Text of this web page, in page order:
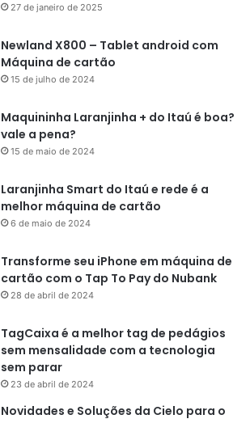
27 de janeiro de 2025
Newland X800 – Tablet android com
Máquina de cartão
15 de julho de 2024
Maquininha Laranjinha + do Itaú é boa?
vale a pena?
15 de maio de 2024
Laranjinha Smart do Itaú e rede é a
melhor máquina de cartão
6 de maio de 2024
Transforme seu iPhone em máquina de
cartão com o Tap To Pay do Nubank
28 de abril de 2024
TagCaixa é a melhor tag de pedágios
sem mensalidade com a tecnologia
sem parar
23 de abril de 2024
Novidades e Soluções da Cielo para o